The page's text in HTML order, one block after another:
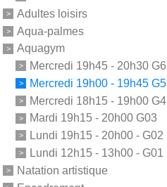
Adultes loisirs
Aqua-palmes
Aquagym
Mercredi 19h45 - 20h30 G6
Mercredi 19h00 - 19h45 G5
Mercredi 18h15 - 19h00 G4
Mardi 19h15 - 20h00 G03
Lundi 19h15 - 20h00 - G02
Lundi 12h15 - 13h00 - G01
Natation artistique